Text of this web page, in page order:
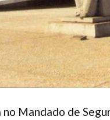
no Mandado de